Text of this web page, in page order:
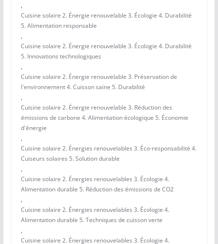
,
Cuisine solaire 2. Énergie renouvelable 3. Écologie 4. Durabilité
5. Alimentation responsable
,
Cuisine solaire 2. Énergie renouvelable 3. Écologie 4. Durabilité
5. Innovations technologiques
,
Cuisine solaire 2. Énergie renouvelable 3. Préservation de
l'environnement 4. Cuisson saine 5. Durabilité
,
Cuisine solaire 2. Énergie renouvelable 3. Réduction des
émissions de carbone 4. Alimentation écologique 5. Économie
d'énergie
,
Cuisine solaire 2. Énergies renouvelables 3. Éco-responsabilité 4.
Cuiseurs solaires 5. Solution durable
,
Cuisine solaire 2. Énergies renouvelables 3. Écologie 4.
Alimentation durable 5. Réduction des émissions de CO2
,
Cuisine solaire 2. Énergies renouvelables 3. Écologie 4.
Alimentation durable 5. Techniques de cuisson verte
,
Cuisine solaire 2. Énergies renouvelables 3. Écologie 4.